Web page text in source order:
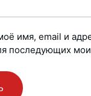
имя, email и
последующих